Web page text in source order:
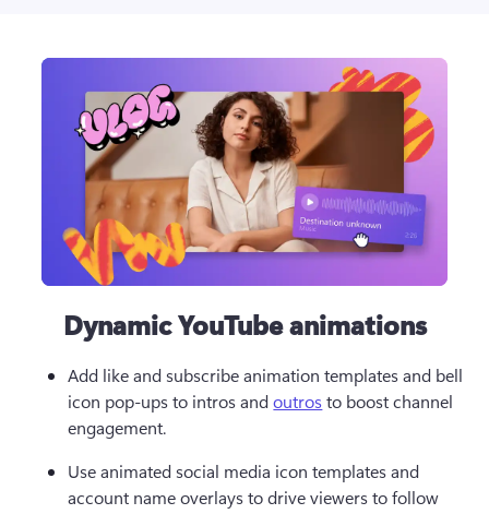
Dynamic YouTube animations
Add like and subscribe animation templates and bell
icon pop-ups to intros and outros to boost channel
engagement.
Use animated social media icon templates and
account name overlays to drive viewers to follow